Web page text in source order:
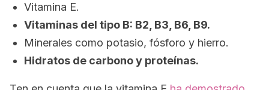
Vitamina E.
Vitaminas del tipo B: B2, B3, B6, B9.
Minerales como potasio, fósforo y hierro.
Hidratos de carbono y proteínas.